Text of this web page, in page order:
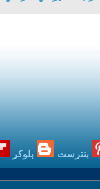
بنترست بلوكر